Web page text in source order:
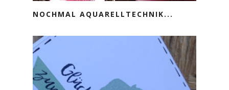
NOCHMAL AQUARELLTECHNIK...